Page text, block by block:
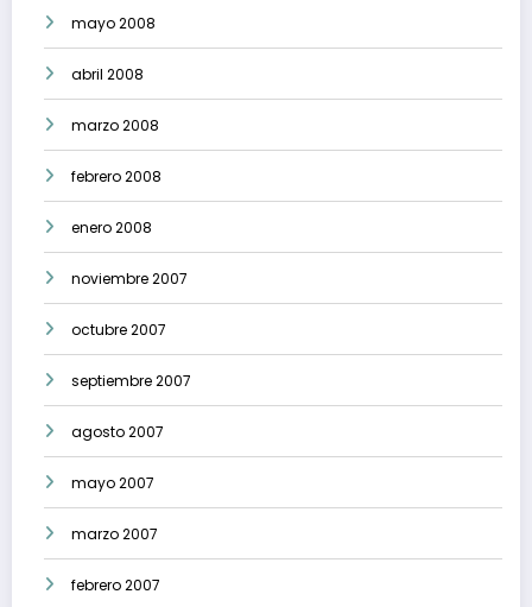
mayo 2008
abril 2008
marzo 2008
febrero 2008
enero 2008
noviembre 2007
octubre 2007
septiembre 2007
agosto 2007
mayo 2007
marzo 2007
febrero 2007